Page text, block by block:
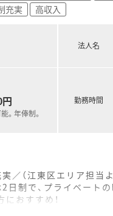
充実 高収入
。年俸制。
法人名
勤務時間
／（江東区エリア担当よ
日制で、プライベート
おすすめ！